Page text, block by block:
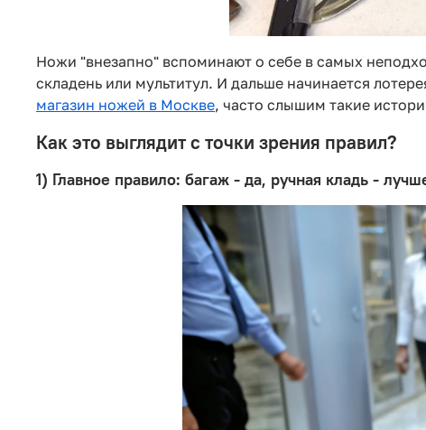
Ножи "внезапно" вспоминают о себе в самых
складень или мультитул. И дальше начинается
магазин ножей в Москве, часто слышим такие
Как это выглядит с точки зрения правил?
1) Главное правило: багаж - да, ручная кладь -